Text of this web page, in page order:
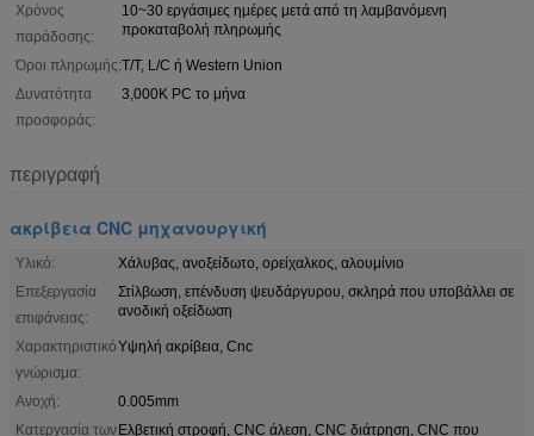
Χρόνος
παράδοσης:
10~30 εργάσιμες ημέρες μετά από τη λαμβανόμενη
προκαταβολή πληρωμής
Όροι πληρωμής:T/T, L/C ή Western Union
Δυνατότητα
προσφοράς:
3,000K PC το μήνα
περιγραφή
ακρίβεια CNC μηχανουργική
Υλικό:
Χάλυβας, ανοξείδωτο, ορείχαλκος, αλουμίνιο
Επεξεργασία
επιφάνειας:
Στίλβωση, επένδυση ψευδάργυρου, σκληρά που υποβάλλει σε
ανοδική οξείδωση
Χαρακτηριστικό
γνώρισμα:
Υψηλή ακρίβεια, Cnc
Ανοχή:
0.005mm
Κατεργασία τωνΕλβετική στροφή, CNC άλεση, CNC διάτρηση, CNC που